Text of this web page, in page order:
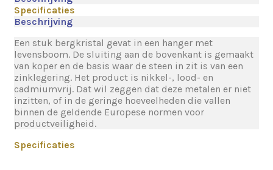
Specificaties
Beschrijving
Een stuk bergkristal gevat in een hanger met
levensboom. De sluiting aan de bovenkant is gemaakt
van koper en de basis waar de steen in zit is van een
zinklegering. Het product is nikkel-, lood- en
cadmiumvrij. Dat wil zeggen dat deze metalen er niet
inzitten, of in de geringe hoeveelheden die vallen
binnen de geldende Europese normen voor
productveiligheid.
Specificaties